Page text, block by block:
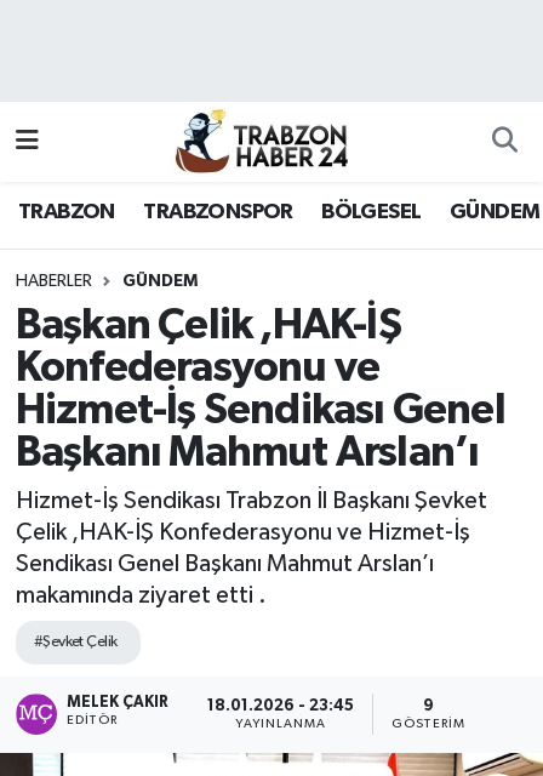
TRABZON TRABZONSPOR BÖLGESEL GÜNDEM
HABERLER GÜNDEM
Başkan Çelik ,HAK-İŞ
Konfederasyonu ve
Hizmet-İş Sendikası Genel
Başkanı Mahmut Arslan’ı
Hizmet-İş Sendikası Trabzon İl Başkanı Şevket
Çelik ,HAK-İŞ Konfederasyonu ve Hizmet-İş
Sendikası Genel Başkanı Mahmut Arslan’ı
makamında ziyaret etti .
#Şevket Çelik
MELEK ÇAKIR
EDITÖR
18.01.2026 - 23:45
YAYINLANMA
9
GÖSTERIM
Hava Durumu
Namaz Vakitleri
Trafik Durumu
Süper Lig Puan Durumu ve Fikstür
Tüm Manşetler
Son Dakika Haberleri
Haber Arşivi